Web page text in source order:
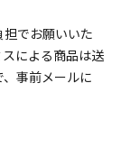
でお願いいた
による商品は送
事前メールに